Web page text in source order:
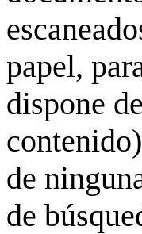
papel,
dispone
de
de